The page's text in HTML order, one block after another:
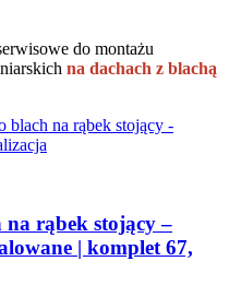
do montażu
na dachach z blachą
rąbek stojący –
| komplet 67,